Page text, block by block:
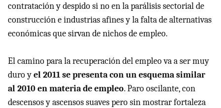
contratación y despido si no en la parálisis sectorial de
construcción e industrias afines y la falta de alternativas
económicas que sirvan de nichos de empleo.
El camino para la recuperación del empleo va a ser muy
duro yel 2011 se presenta con un esquema similar
al 2010 en materia de empleo. Paro oscilante, con
descensos y ascensos suaves pero sin mostrar fortaleza